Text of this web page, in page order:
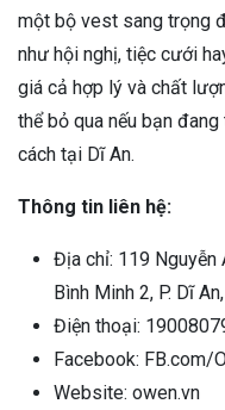
một bộ vest sang trọng
như hội nghị, tiệc cưới
giá cả hợp lý và chất
thể bỏ qua nếu bạn
cách tại Dĩ An.
Thông tin liên hệ:
Địa chỉ: 119 Nguyễn
Bình Minh 2, P. Dĩ
Điện thoại:
Facebook: FB.com/
Website: owen.vn